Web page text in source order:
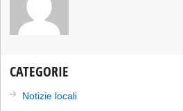
CATEGORIE
Notizie locali